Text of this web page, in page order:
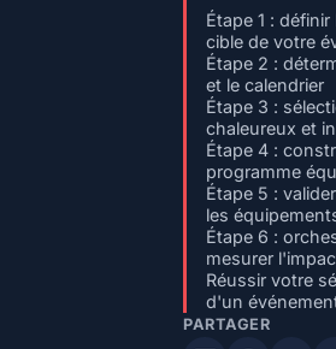
Étape 1 :
cible de votre
Étape 2 :
et le calendrier
Étape 3 :
chaleureux et
Étape 4 :
programme
Étape 5 :
les
Étape 6 :
mesurer
Réussir votre
d'un
PARTAGER